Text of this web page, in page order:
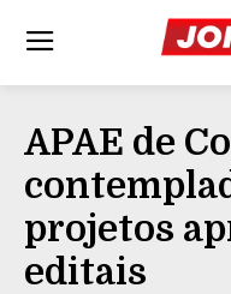
APAE de
projetos
editais